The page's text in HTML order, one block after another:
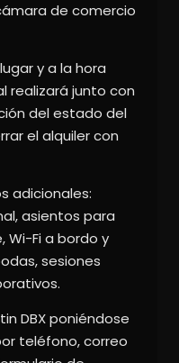
de comercio
y a la hora
realizará junto con
del estado del
el alquiler con
adicionales:
asientos para
Wi-Fi a bordo y
sesiones
DBX poniéndose
teléfono, correo